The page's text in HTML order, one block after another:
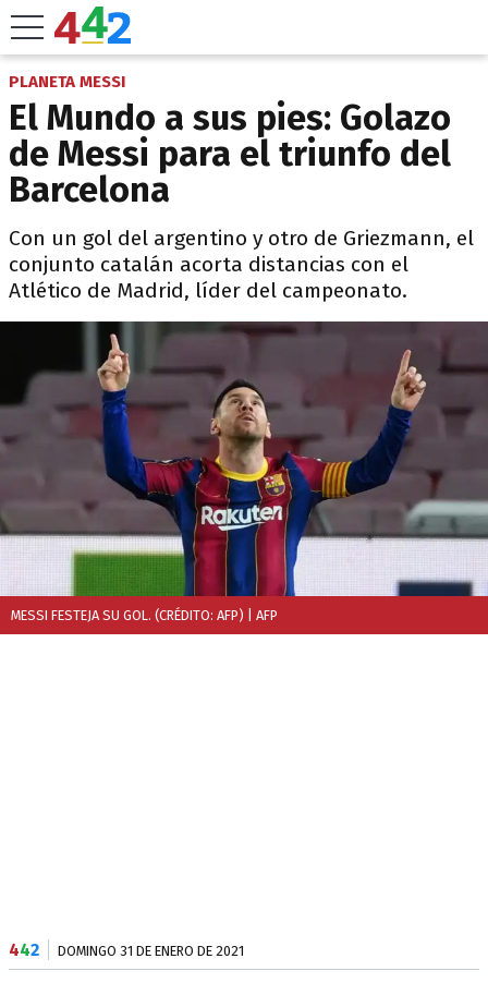
PLANETA MESSI
El Mundo a sus pies: Golazo
de Messi para el triunfo del
Barcelona
Con un gol del argentino y otro de Griezmann, el
conjunto catalán acorta distancias con el
Atlético de Madrid, líder del campeonato.
MESSI FESTEJA SU GOL. (CRÉDITO: AFP) | AFP
442 DOMINGO 31 DE ENERO DE 2021